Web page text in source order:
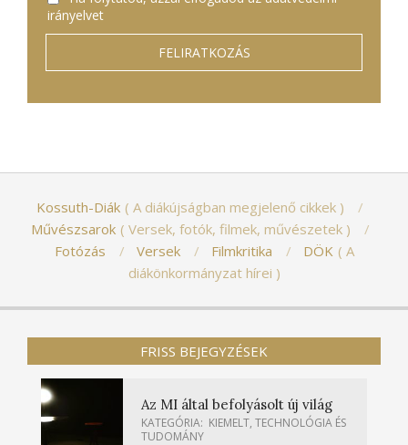
irányelvet
Kossuth-Diák
A diákújságban megjelenő cikkek
Művészsarok
Versek, fotók, filmek, művészetek
Fotózás
Versek Filmkritika DÖK
A
diákönkormányzat hírei
FRISS BEJEGYZÉSEK
Az MI által befolyásolt új világ
KATEGÓRIA: KIEMELT, TECHNOLÓGIA ÉS
TUDOMÁNY